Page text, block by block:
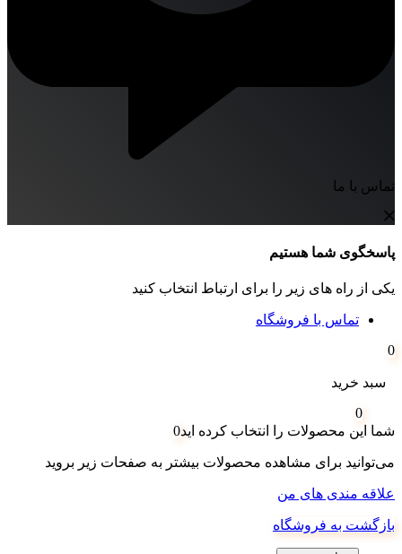
تماس با ما
پاسخگوی شما هستیم
یکی از راه های زیر را برای ارتباط انتخاب کنید
تماس با فروشگاه
0
سبد خرید
0
شما این محصولات را انتخاب کرده اید0
می‌توانید برای مشاهده محصولات بیشتر به صفحات زیر بروید
علاقه مندی های من
بازگشت به فروشگاه